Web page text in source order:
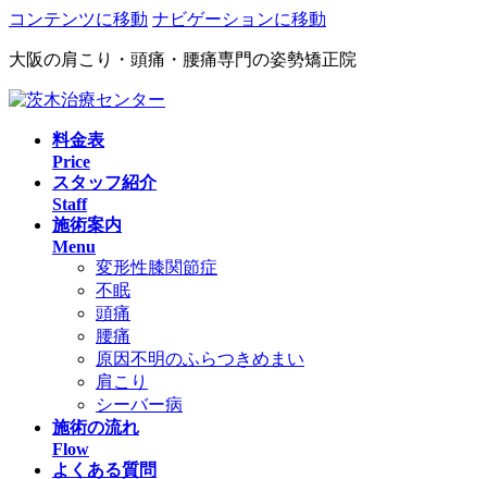
コンテンツに移動 ナビゲーションに移動
大阪の肩こり・頭痛・腰痛専門の姿勢矯正院
料金表
Price
スタッフ紹介
Staff
施術案内
Menu
変形性膝関節症
不眠
頭痛
腰痛
原因不明のふらつきめまい
肩こり
シーバー病
施術の流れ
Flow
よくある質問